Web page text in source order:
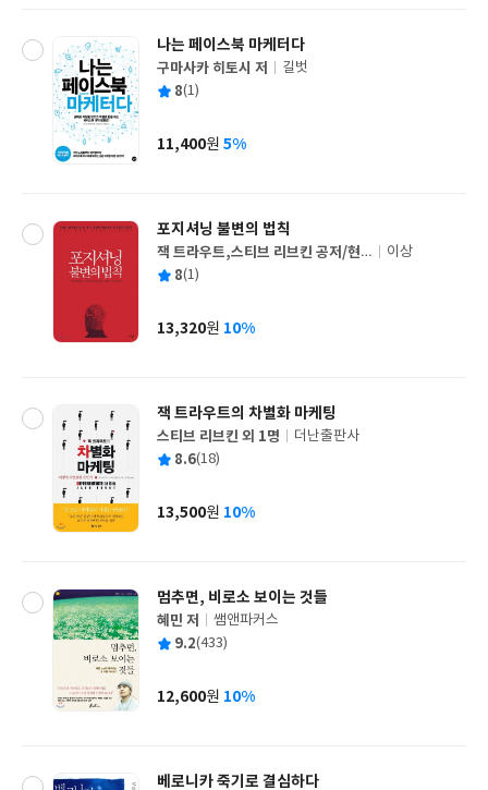
나는 페이스북 마케터다
글
쓴
구마사카 히토시 저
출
사
길벗
평 8(1)
가
11,400원 5%
포지셔닝 불변의 법칙
글
쓴
잭 트라우트,스티브 리브킨 공저/현
용진,이기헌 공역
출
사
이상
평 8(1)
가
13,320원 10%
잭 트라우트의 차별화 마케팅
글
쓴
스티브 리브킨 외 1명
출
사
더난출판사
평 8.6(18)
가
13,500원 10%
멈추면, 비로소 보이는 것들
글
쓴
혜민 저
출
사
쌤앤파커스
평 9.2(433)
가
12,600원 10%
베로니카 죽기로 결심하다